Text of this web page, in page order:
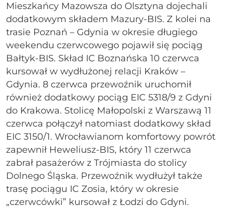
Mieszkańcy Mazowsza do Olsztyna dojechali
dodatkowym składem Mazury-BIS. Z kolei na
trasie Poznań – Gdynia w okresie długiego
weekendu czerwcowego pojawił się pociąg
Bałtyk-BIS. Skład IC Boznańska 10 czerwca
kursował w wydłużonej relacji Kraków –
Gdynia. 8 czerwca przewoźnik uruchomił
również dodatkowy pociąg EIC 5318/9 z Gdyni
do Krakowa. Stolicę Małopolski z Warszawą 11
czerwca połączył natomiast dodatkowy skład
EIC 3150/1. Wrocławianom komfortowy powrót
zapewnił Heweliusz-BIS, który 11 czerwca
zabrał pasażerów z Trójmiasta do stolicy
Dolnego Śląska. Przewoźnik wydłużył także
trasę pociągu IC Zosia, który w okresie
„czerwcówki” kursował z Łodzi do Gdyni.